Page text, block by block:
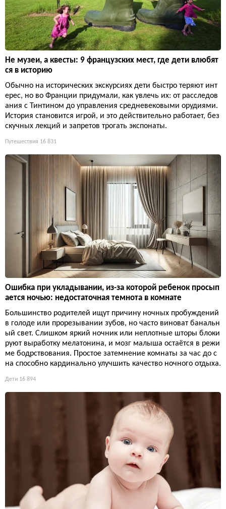
Не музеи, а квесты: 9 французских мест, где дети влюбят
ся в историю
Обычно на исторических экскурсиях дети быстро теряют инт
ерес, но во Франции придумали, как увлечь их: от расследов
ания с Тинтином до управления средневековыми орудиями.
История становится игрой, и это действительно работает, без
скучных лекций и запретов трогать экспонаты.
Путешествия 16 831
Ошибка при укладывании, из-за которой ребенок просып
ается ночью: недостаточная темнота в комнате
Большинство родителей ищут причину ночных пробуждений
в голоде или прорезывании зубов, но часто виноват банальн
ый свет. Слишком яркий ночник или неплотные шторы блоки
руют выработку мелатонина, и мозг малыша остаётся в режи
ме бодрствования. Простое затемнение комнаты за час до с
на способно кардинально улучшить качество ночного отдыха.
Дети 16 894